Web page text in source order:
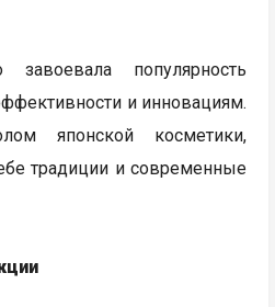
завоевала популярность
и инновациям.
японской косметики,
традиции и современные